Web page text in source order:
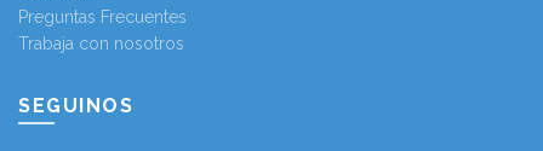
Preguntas Frecuentes
Trabaja con nosotros
SEGUINOS